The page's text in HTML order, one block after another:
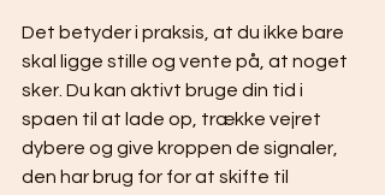
Det betyder i praksis, at du ikke bare
skal ligge stille og vente på, at noget
sker. Du kan aktivt bruge din tid i
spaen til at lade op, trække vejret
dybere og give kroppen de signaler,
den har brug for for at skifte til